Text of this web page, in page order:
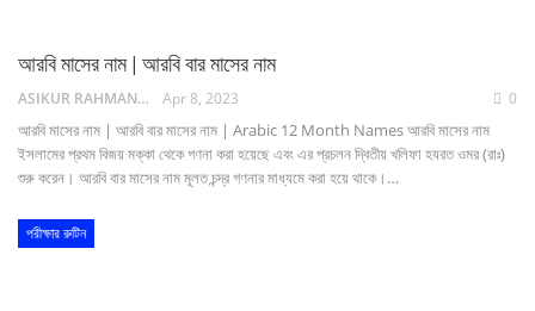
আরবি মাসের নাম | আরবি বার মাসের নাম
ASIKUR RAHMAN NAIM Apr 8, 2023 0
আরবি মাসের নাম | আরবি বার মাসের নাম | Arabic 12 Month Names আরবি মাসের নাম
ইসলামের প্রথম বিজয় মক্কা থেকে গণনা করা হয়েছে এবং এর প্রচলন দ্বিতীয় খলিফা হযরত ওমর (রাঃ)
শুরু করেন। আরবি বার মাসের নাম মূলত চন্দ্র গণনার মাধ্যমে করা হয়ে থাকে।…
পরীক্ষার রুটিন